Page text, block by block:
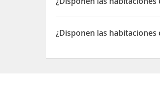
Sí, las habitaciones del
¿Disponen las habitaciones